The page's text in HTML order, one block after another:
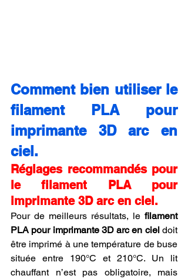
Comment bien utiliser le
filament PLA pour
imprimante 3D arc en
ciel.
Réglages recommandés pour
le filament PLA pour
imprimante 3D arc en ciel.
Pour de meilleurs résultats, le filament
PLA pour imprimante 3D arc en ciel doit
être imprimé à une température de buse
située entre 190°C et 210°C. Un lit
chauffant n’est pas obligatoire, mais